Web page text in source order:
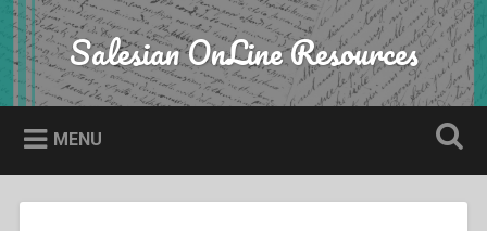
Skip
to
content
Search Salesian OnLine Resources
MENU